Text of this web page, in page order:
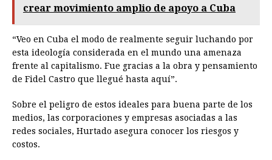
crear movimiento amplio de apoyo a Cuba
“Veo en Cuba el modo de realmente seguir luchando por
esta ideología considerada en el mundo una amenaza
frente al capitalismo. Fue gracias a la obra y pensamiento
de Fidel Castro que llegué hasta aquí”.
Sobre el peligro de estos ideales para buena parte de los
medios, las corporaciones y empresas asociadas a las
redes sociales, Hurtado asegura conocer los riesgos y
costos.